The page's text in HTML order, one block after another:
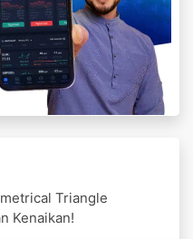
Triangle
Kenaikan!